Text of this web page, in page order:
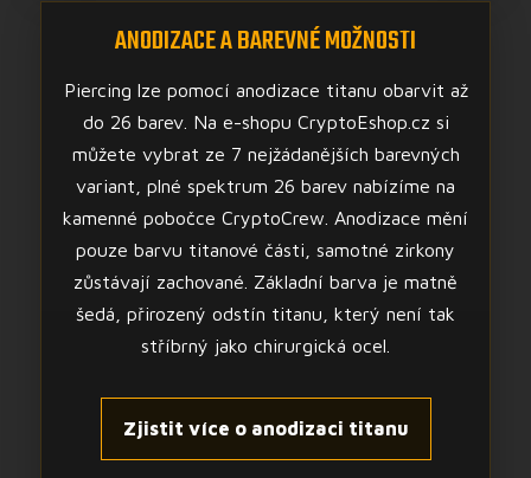
ANODIZACE A BAREVNÉ MOŽNOSTI
Piercing lze pomocí anodizace titanu obarvit až
do 26 barev. Na e-shopu CryptoEshop.cz si
můžete vybrat ze 7 nejžádanějších barevných
variant, plné spektrum 26 barev nabízíme na
kamenné pobočce CryptoCrew. Anodizace mění
pouze barvu titanové části, samotné zirkony
zůstávají zachované. Základní barva je matně
šedá, přirozený odstín titanu, který není tak
stříbrný jako chirurgická ocel.
Zjistit více o anodizaci titanu